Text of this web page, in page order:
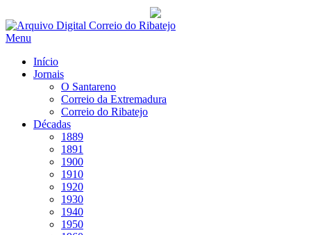
Saltar
para
Menu
Início
Jornais
O Santareno
Correio da Extremadura
Correio do Ribatejo
Décadas
1889
1891
1900
1910
1920
1930
1940
1950